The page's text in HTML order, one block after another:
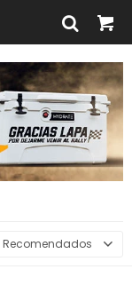
Recomendados